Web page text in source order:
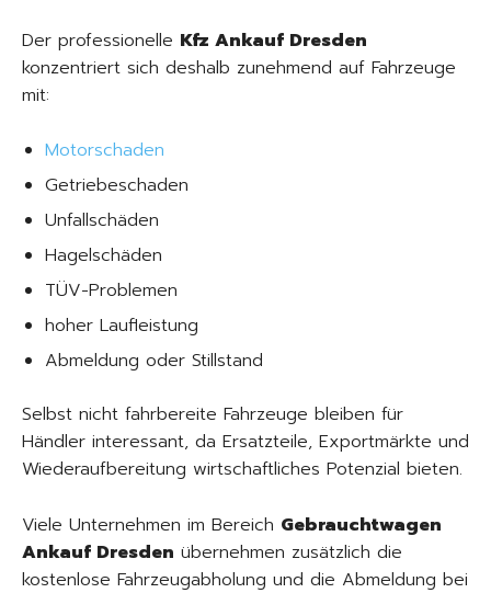
Der professionelle Kfz Ankauf Dresden
konzentriert sich deshalb zunehmend auf Fahrzeuge
mit:
Motorschaden
Getriebeschaden
Unfallschäden
Hagelschäden
TÜV-Problemen
hoher Laufleistung
Abmeldung oder Stillstand
Selbst nicht fahrbereite Fahrzeuge bleiben für
Händler interessant, da Ersatzteile, Exportmärkte und
Wiederaufbereitung wirtschaftliches Potenzial bieten.
Viele Unternehmen im Bereich Gebrauchtwagen
Ankauf Dresden übernehmen zusätzlich die
kostenlose Fahrzeugabholung und die Abmeldung bei